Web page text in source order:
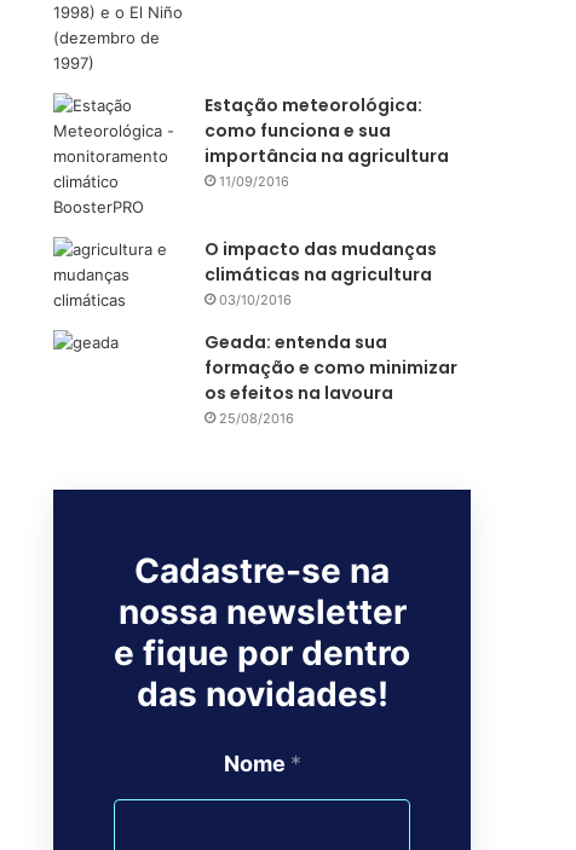
Estação meteorológica:
como funciona e sua
importância na agricultura
11/09/2016
O impacto das mudanças
climáticas na agricultura
03/10/2016
Geada: entenda sua
formação e como minimizar
os efeitos na lavoura
25/08/2016
Cadastre-se na
nossa newsletter
e fique por dentro
das novidades!
Nome *